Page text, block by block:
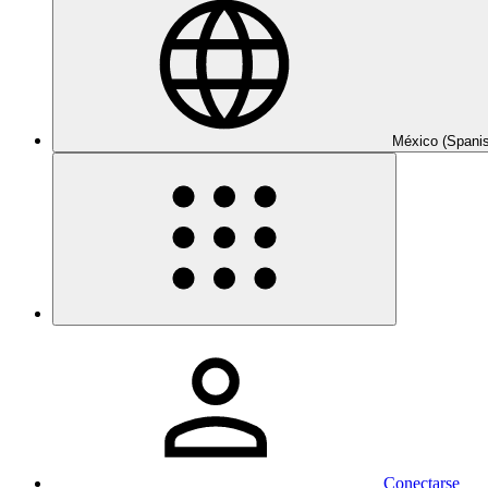
México
Conectarse